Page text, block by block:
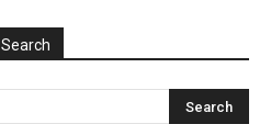
Search